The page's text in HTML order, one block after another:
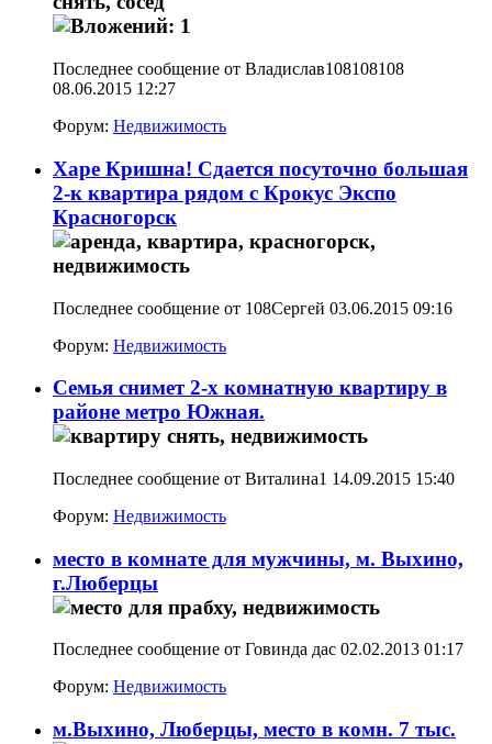
Последнее сообщение от Владислав108108108
08.06.2015 12:27
Форум: Недвижимость
Харе Кришна! Сдается посуточно большая
2-к квартира рядом с Крокус Экспо
Красногорск
Последнее сообщение от 108Сергей 03.06.2015 09:16
Форум: Недвижимость
Семья снимет 2-х комнатную квартиру в
районе метро Южная.
Последнее сообщение от Виталина1 14.09.2015 15:40
Форум: Недвижимость
место в комнате для мужчины, м. Выхино,
г.Люберцы
Последнее сообщение от Говинда дас 02.02.2013 01:17
Форум: Недвижимость
м.Выхино, Люберцы, место в комн. 7 тыс.